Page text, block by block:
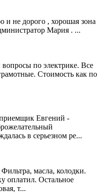
и не дорого , хорошая зона
Мария . ...
по электрике. Все
Стоимость как по
Евгений -
в серьезном ре...
масла, колодки.
оплатил. Остальное
т...